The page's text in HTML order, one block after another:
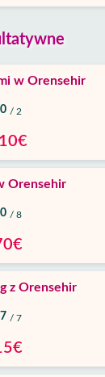
w Orensehir
/ 2
Orensehir
/ 8
z Orensehir
/ 7